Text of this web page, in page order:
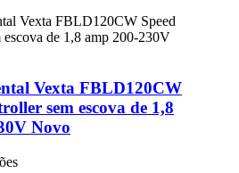
Vexta FBLD120CW
sem escova de 1,8
Novo